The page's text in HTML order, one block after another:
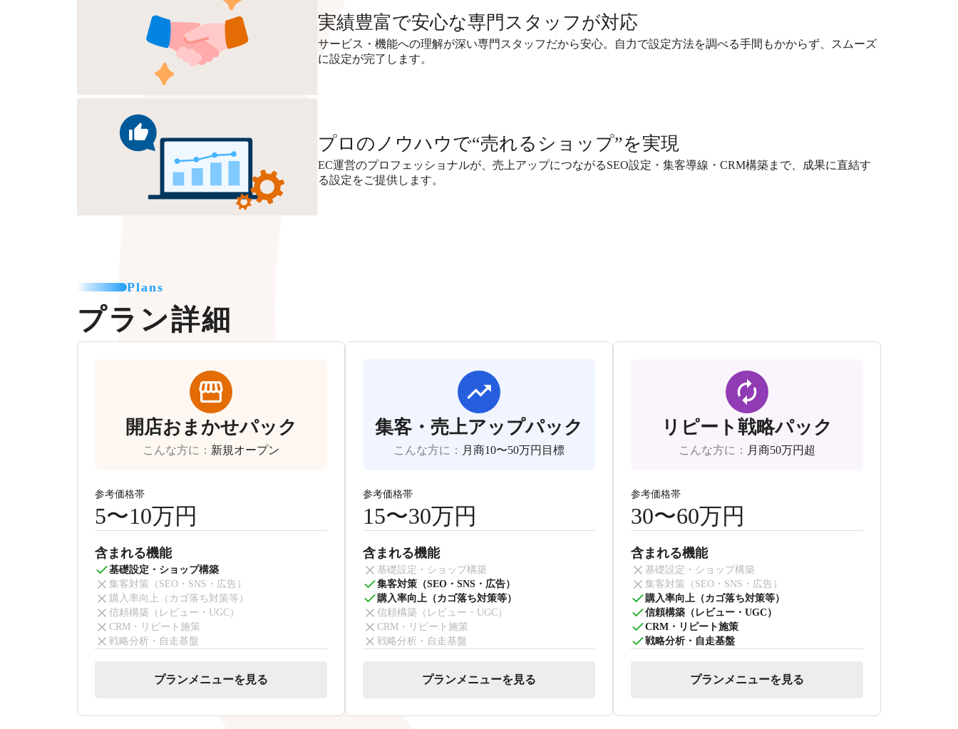
実績豊富で安心な専門スタッフが対応
サービス・機能への理解が深い専門スタッフだから安心。自力で設定方法を調べる手間もかからず、スムーズ
に設定が完了します。
プロのノウハウで“売れるショップ”を実現
EC運営のプロフェッショナルが、売上アップにつながるSEO設定・集客導線・CRM構築まで、成果に直結す
る設定をご提供します。
Plans
プラン詳細
開店おまかせパック
こんな方に ： 新規オープン
参考価格帯
5〜10万円
含まれる機能
基礎設定・ショップ構築
集客対策（SEO・SNS・広告）
購入率向上（カゴ落ち対策等）
信頼構築（レビュー・UGC）
CRM・リピート施策
戦略分析・自走基盤
プランメニューを見る
集客・売上アップパック
こんな方に ： 月商10〜50万円目標
参考価格帯
15〜30万円
含まれる機能
基礎設定・ショップ構築
集客対策（SEO・SNS・広告）
購入率向上（カゴ落ち対策等）
信頼構築（レビュー・UGC）
CRM・リピート施策
戦略分析・自走基盤
プランメニューを見る
リピート戦略パック
こんな方に ： 月商50万円超
参考価格帯
30〜60万円
含まれる機能
基礎設定・ショップ構築
集客対策（SEO・SNS・広告）
購入率向上（カゴ落ち対策等）
信頼構築（レビュー・UGC）
CRM・リピート施策
戦略分析・自走基盤
プランメニューを見る